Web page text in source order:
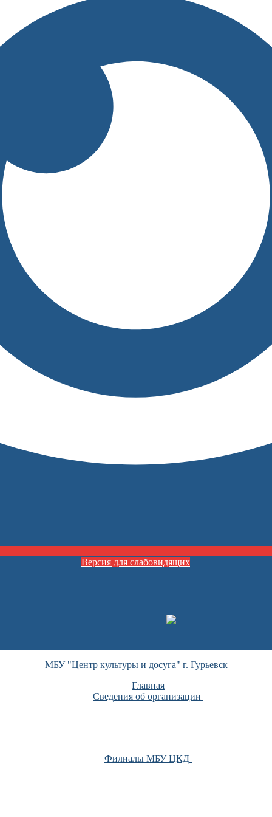
Версия для слабовидящих
МБУ "Центр культуры и досуга" г. Гурьевск
Главная
Сведения об организации
Филиалы МБУ ЦКД